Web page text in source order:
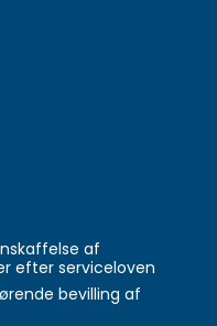
af
efter serviceloven
bevilling af